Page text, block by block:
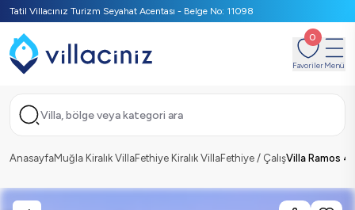
Tatil Villacınız Turizm Seyahat Acentası - Belge No: 11098
0
FavorilerMenü
Villa, bölge veya kategori ara
AnasayfaMuğla Kiralık VillaFethiye Kiralık VillaFethiye / ÇalışVilla Ramos 4